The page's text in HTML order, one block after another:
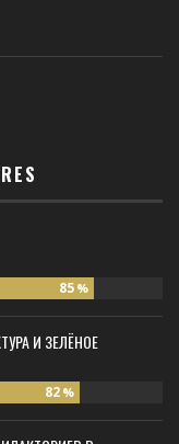
85 %
И ЗЕЛЁНОЕ
82 %